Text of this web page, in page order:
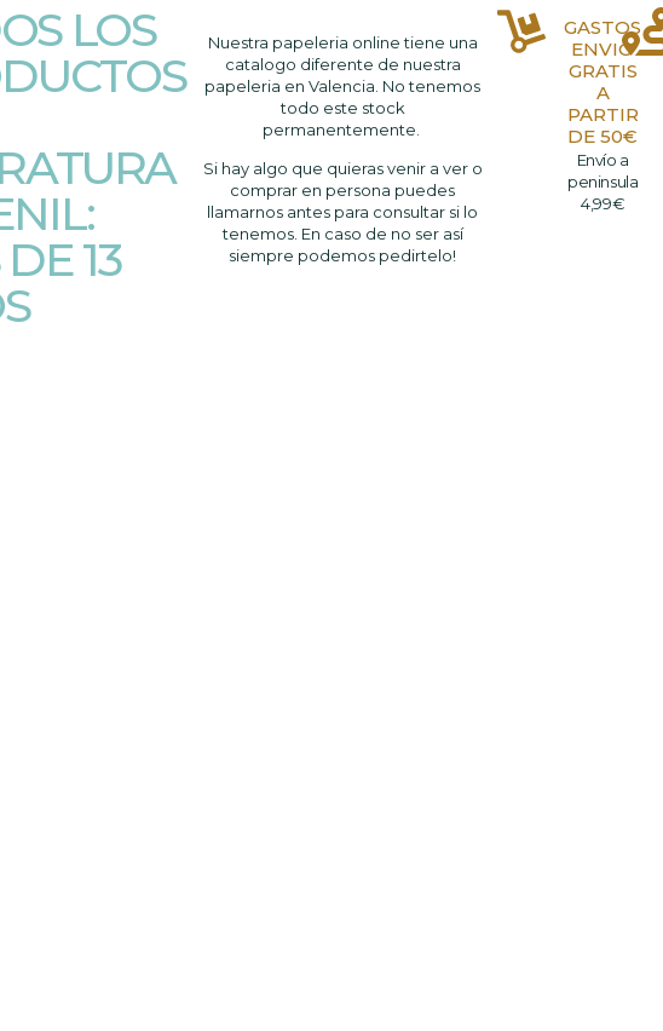
LOS
13
Nuestra papeleria online tiene una
catalogo diferente de nuestra
papeleria en Valencia. No tenemos
todo este stock
permanentemente.
Si hay algo que quieras venir a ver o
comprar en persona puedes
llamarnos antes para consultar si lo
tenemos. En caso de no ser así
siempre podemos pedirtelo!
GASTOS
ENVIO
GRATIS
A
PARTIR
DE 50€
Envío a
peninsula
4,99€